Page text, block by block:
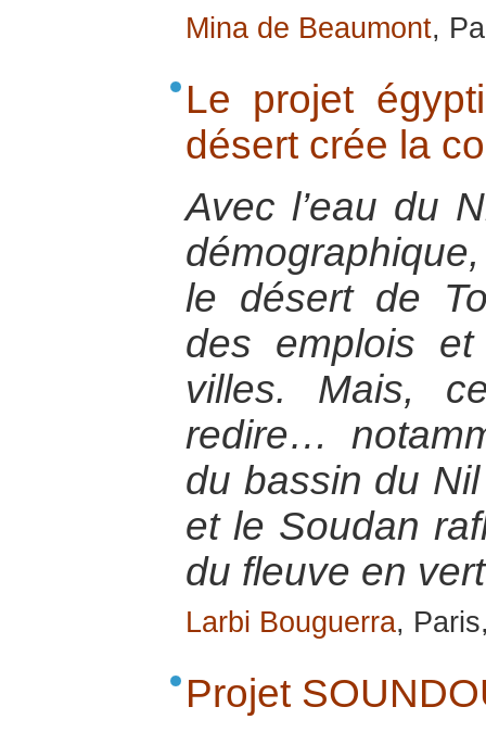
Mina de Beaumont,
Le projet
désert crée la
Avec l’eau du
le désert de
des emplois et
villes. Mais,
redire…
du bassin du
et le Soudan
du fleuve en
Larbi Bouguerra,
Projet